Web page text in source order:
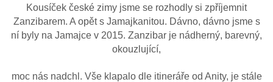
Kousíček české zimy jsme se rozhodly si zpříjemnit
Zanzibarem. A opět s Jamajkanitou. Dávno, dávno jsme s
ní byly na Jamajce v 2015. Zanzibar je nádherný, barevný,
okouzlující,
moc nás nadchl. Vše klapalo dle itineráře od Anity, je stále